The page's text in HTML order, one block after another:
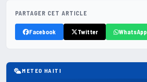
PARTAGER CET ARTICLE
Facebook Twitter WhatsApp
METEO HAITI